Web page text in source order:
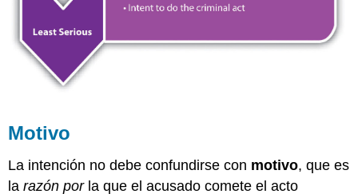
Motivo
La intención no debe confundirse con motivo, que es
larazón porla que el acusado comete el acto